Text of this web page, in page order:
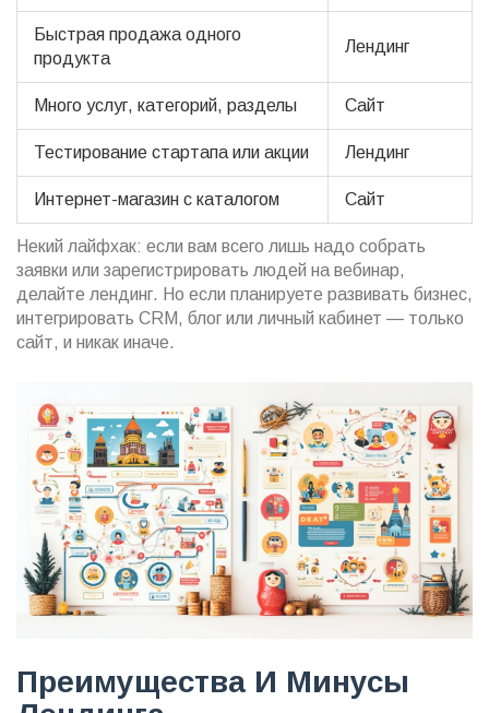
Быстрая продажа одного
продукта
Лендинг
Много услуг, категорий, разделы Сайт
Тестирование стартапа или акции Лендинг
Интернет-магазин с каталогом Сайт
Некий лайфхак: если вам всего лишь надо собрать
заявки или зарегистрировать людей на вебинар,
делайте лендинг. Но если планируете развивать бизнес,
интегрировать CRM, блог или личный кабинет — только
сайт, и никак иначе.
Преимущества И Минусы